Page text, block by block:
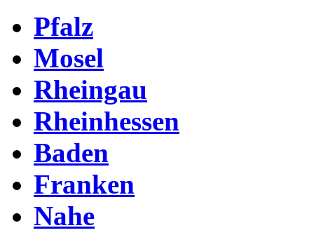
Pfalz
Mosel
Rheingau
Rheinhessen
Baden
Franken
Nahe